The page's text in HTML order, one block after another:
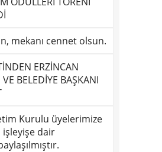
mekanı cennet olsun.
ERZİNCAN
BELEDİYE BAŞKANI
Kurulu üyelerimize
dair